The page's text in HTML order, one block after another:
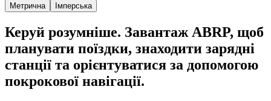
Метрична Імперська
Керуй розумніше. Завантаж ABRP, щоб
планувати поїздки, знаходити зарядні
станції та орієнтуватися за допомогою
покрокової навігації.